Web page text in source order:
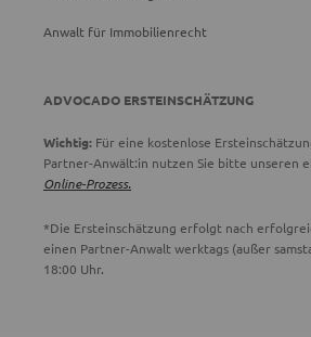
Anwalt für Immobilienrecht
ADVOCADO ERSTEINSCHÄTZUNG
Wichtig: Für eine kostenlose
Partner-Anwält:in nutzen Sie bitte unseren
Online-Prozess.
*Die Ersteinschätzung erfolgt nach
einen Partner-Anwalt werktags (außer
18:00 Uhr.